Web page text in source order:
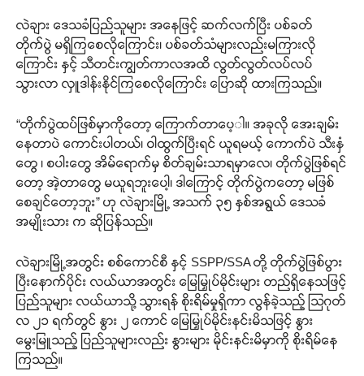
လဲချား ဒေသခံပြည်သူများ အနေဖြင့် ဆက်လက်ပြီး ပစ်ခတ်
တိုက်ပွဲ မရှိကြစေလိုကြောင်း၊ ပစ်ခတ်သံများလည်းမကြားလို
ကြောင်း နှင့် သီတင်းကျွတ်ကာလအထိ လွတ်လွတ်လပ်လပ်
သွားလာ လှူဒါန်းနိုင်ကြစေလိုကြောင်း ပြောဆို ထားကြသည်။
“တိုက်ပွဲထပ်ဖြစ်မှာကိုတော့ ကြောက်တာပေ့ါ။ အခုလို အေးချမ်း
နေတာပဲ ကောင်းပါတယ်၊ ဝါထွက်ပြီးရင် ယူရမယ့် ကောက်ပဲ သီးနှံ
တွေ ၊ စပါးတွေ အိမ်ရောက်မှ စိတ်ချမ်းသာရမှာလေ၊ တိုက်ပွဲဖြစ်ရင်
တော့ အဲ့တာတွေ မယူရဘူးပေါ့၊ ဒါကြောင့် တိုက်ပွဲကတော့ မဖြစ်
စေချင်တော့ဘူး” ဟု လဲချားမြို့ အသက် ၃၅ နှစ်အရွယ် ဒေသခံ
အမျိုးသား က ဆိုပြန်သည်။
လဲချားမြို့အတွင်း စစ်ကောင်စီ နှင့် SSPP/SSA တို့ တိုက်ပွဲဖြစ်ပွား
ပြီးနောက်ပိုင်း လယ်ယာအတွင်း မြေမြှုပ်မိုင်းများ တည်ရှိနေသဖြင့်
ပြည်သူများ လယ်ယာသို့ သွားရန် စိုးရိမ်မှုရှိကာ လွန်ခဲ့သည့် သြဂုတ်
လ ၂၁ ရက်တွင် နွား ၂ ကောင် မြေမြှုပ်မိုင်းနင်းမိသဖြင့် နွား
မွေးမြူသည့် ပြည်သူများလည်း နွားများ မိုင်းနင်းမိမှာကို စိုးရိမ်နေ
ကြသည်။